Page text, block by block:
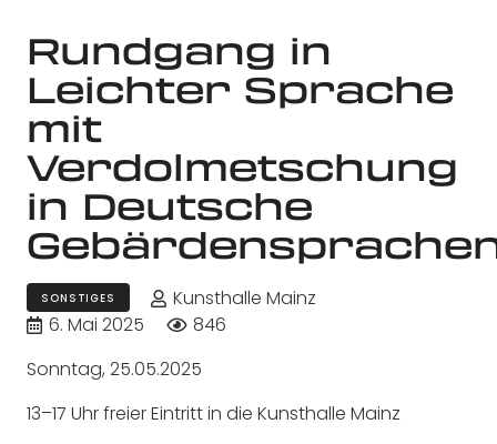
Rundgang in
Leichter Sprache
mit
Verdolmetschung
in Deutsche
SONSTIGES
Kunsthalle Mainz
6. Mai 2025
846
Sonntag, 25.05.2025
13–17 Uhr freier Eintritt in die Kunsthalle Mainz